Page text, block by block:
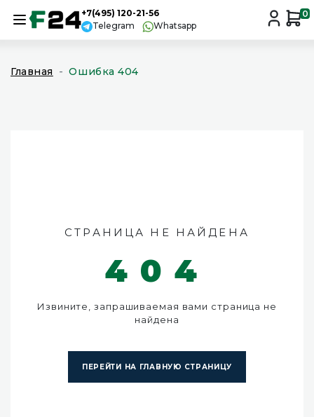
+7(495) 120-21-56
Telegram
Whatsapp
0
Главная Ошибка 404
СТРАНИЦА НЕ НАЙДЕНА
404
Извините, запрашиваемая вами страница не
найдена
ПЕРЕЙТИ НА ГЛАВНУЮ СТРАНИЦУ